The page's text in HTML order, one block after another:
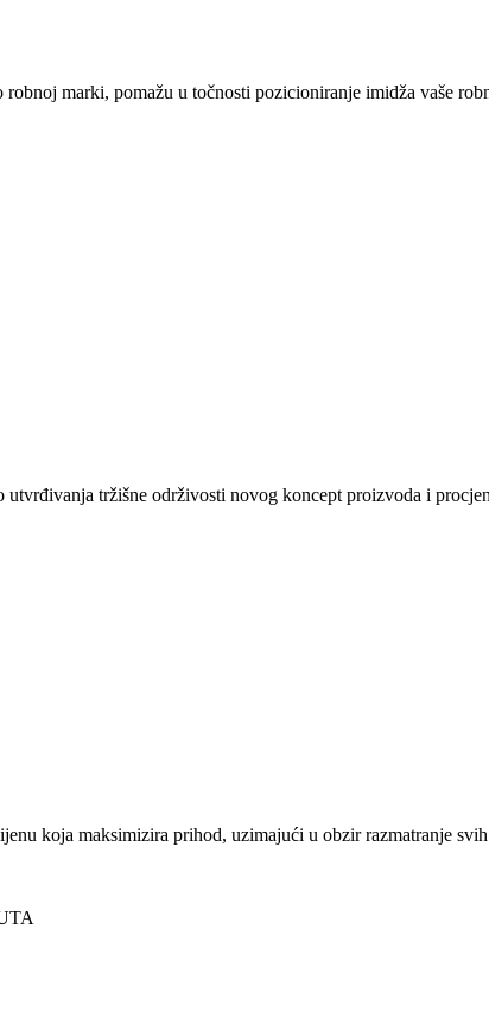
marki, pomažu u točnosti pozicioniranje imidža vaše
utvrđivanja tržišne održivosti novog koncept proizvoda i
koja maksimizira prihod, uzimajući u obzir razmatranje